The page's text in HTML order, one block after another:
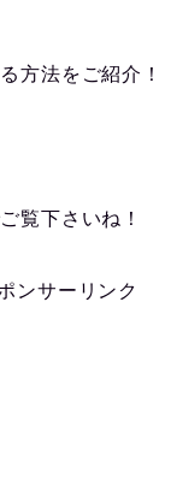
方法をご紹介！
覧下さいね！
ンサーリンク